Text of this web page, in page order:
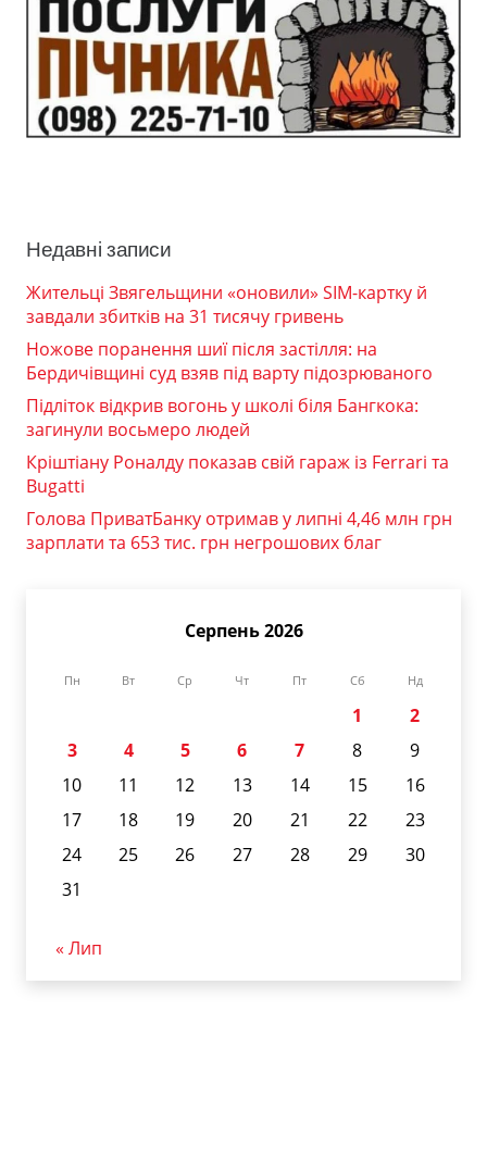
Недавні записи
Жительці Звягельщини «оновили» SIM-картку й
завдали збитків на 31 тисячу гривень
Ножове поранення шиї після застілля: на
Бердичівщині суд взяв під варту підозрюваного
Підліток відкрив вогонь у школі біля Бангкока:
загинули восьмеро людей
Кріштіану Роналду показав свій гараж із Ferrari та
Bugatti
Голова ПриватБанку отримав у липні 4,46 млн грн
зарплати та 653 тис. грн негрошових благ
Серпень 2026
Пн Вт Ср Чт Пт Сб Нд
1
2
3
4 5 6 7 8
9
10
11 12 13 14 15
16
17
18 19 20 21 22
23
24
25 26 27 28 29
30
31
« Лип